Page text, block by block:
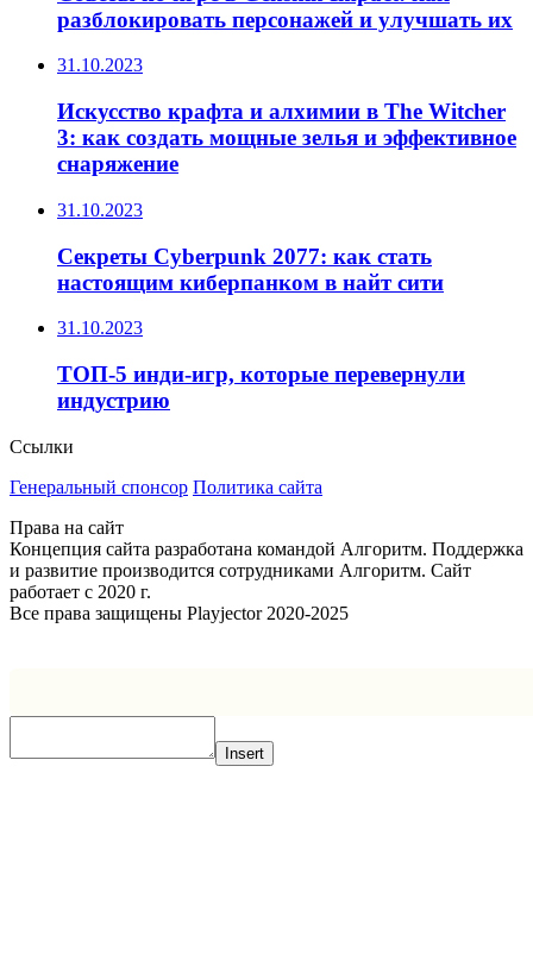
разблокировать персонажей и улучшать их
31.10.2023
Искусство крафта и алхимии в The Witcher
3: как создать мощные зелья и эффективное
снаряжение
31.10.2023
Секреты Cyberpunk 2077: как стать
настоящим киберпанком в найт сити
31.10.2023
ТОП-5 инди-игр, которые перевернули
индустрию
Ссылки
Генеральный спонсор Политика сайта
Права на сайт
Концепция сайта разработана командой Алгоритм. Поддержка
и развитие производится сотрудниками Алгоритм. Сайт
работает с 2020 г.
Все права защищены Playjector 2020-2025
Insert